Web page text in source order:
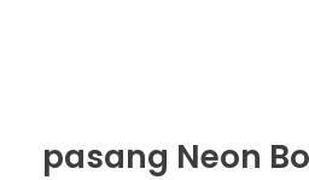
pasang Neon